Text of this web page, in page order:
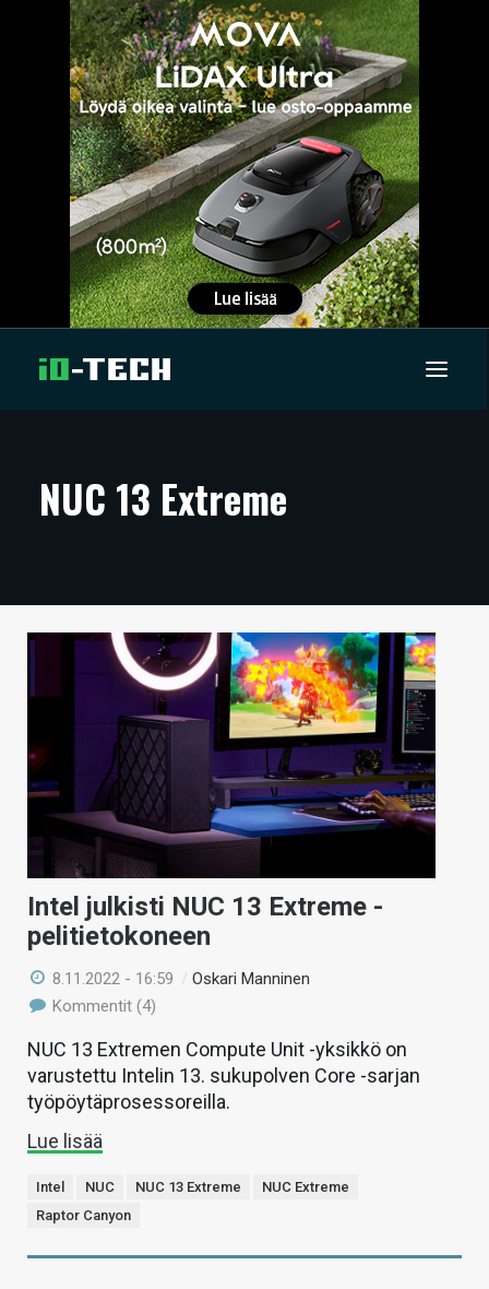
ARTIKKELIT
TECHBBS
HINTA.FI
KAUPPA
VAIHDA TEEMA
HAKU
NUC 13 Extreme
Intel julkisti NUC 13 Extreme -
pelitietokoneen
8.11.2022 - 16:59 /Oskari Manninen
Kommentit (4)
NUC 13 Extremen Compute Unit -yksikkö on
varustettu Intelin 13. sukupolven Core -sarjan
työpöytäprosessoreilla.
Lue lisää
Intel NUC NUC 13 Extreme
NUC Extreme
Raptor Canyon